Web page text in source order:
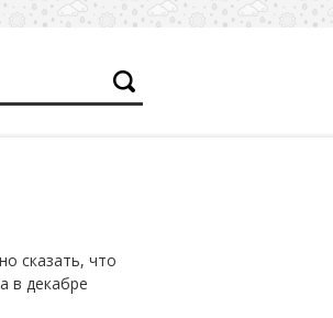
сказать, что
в декабре